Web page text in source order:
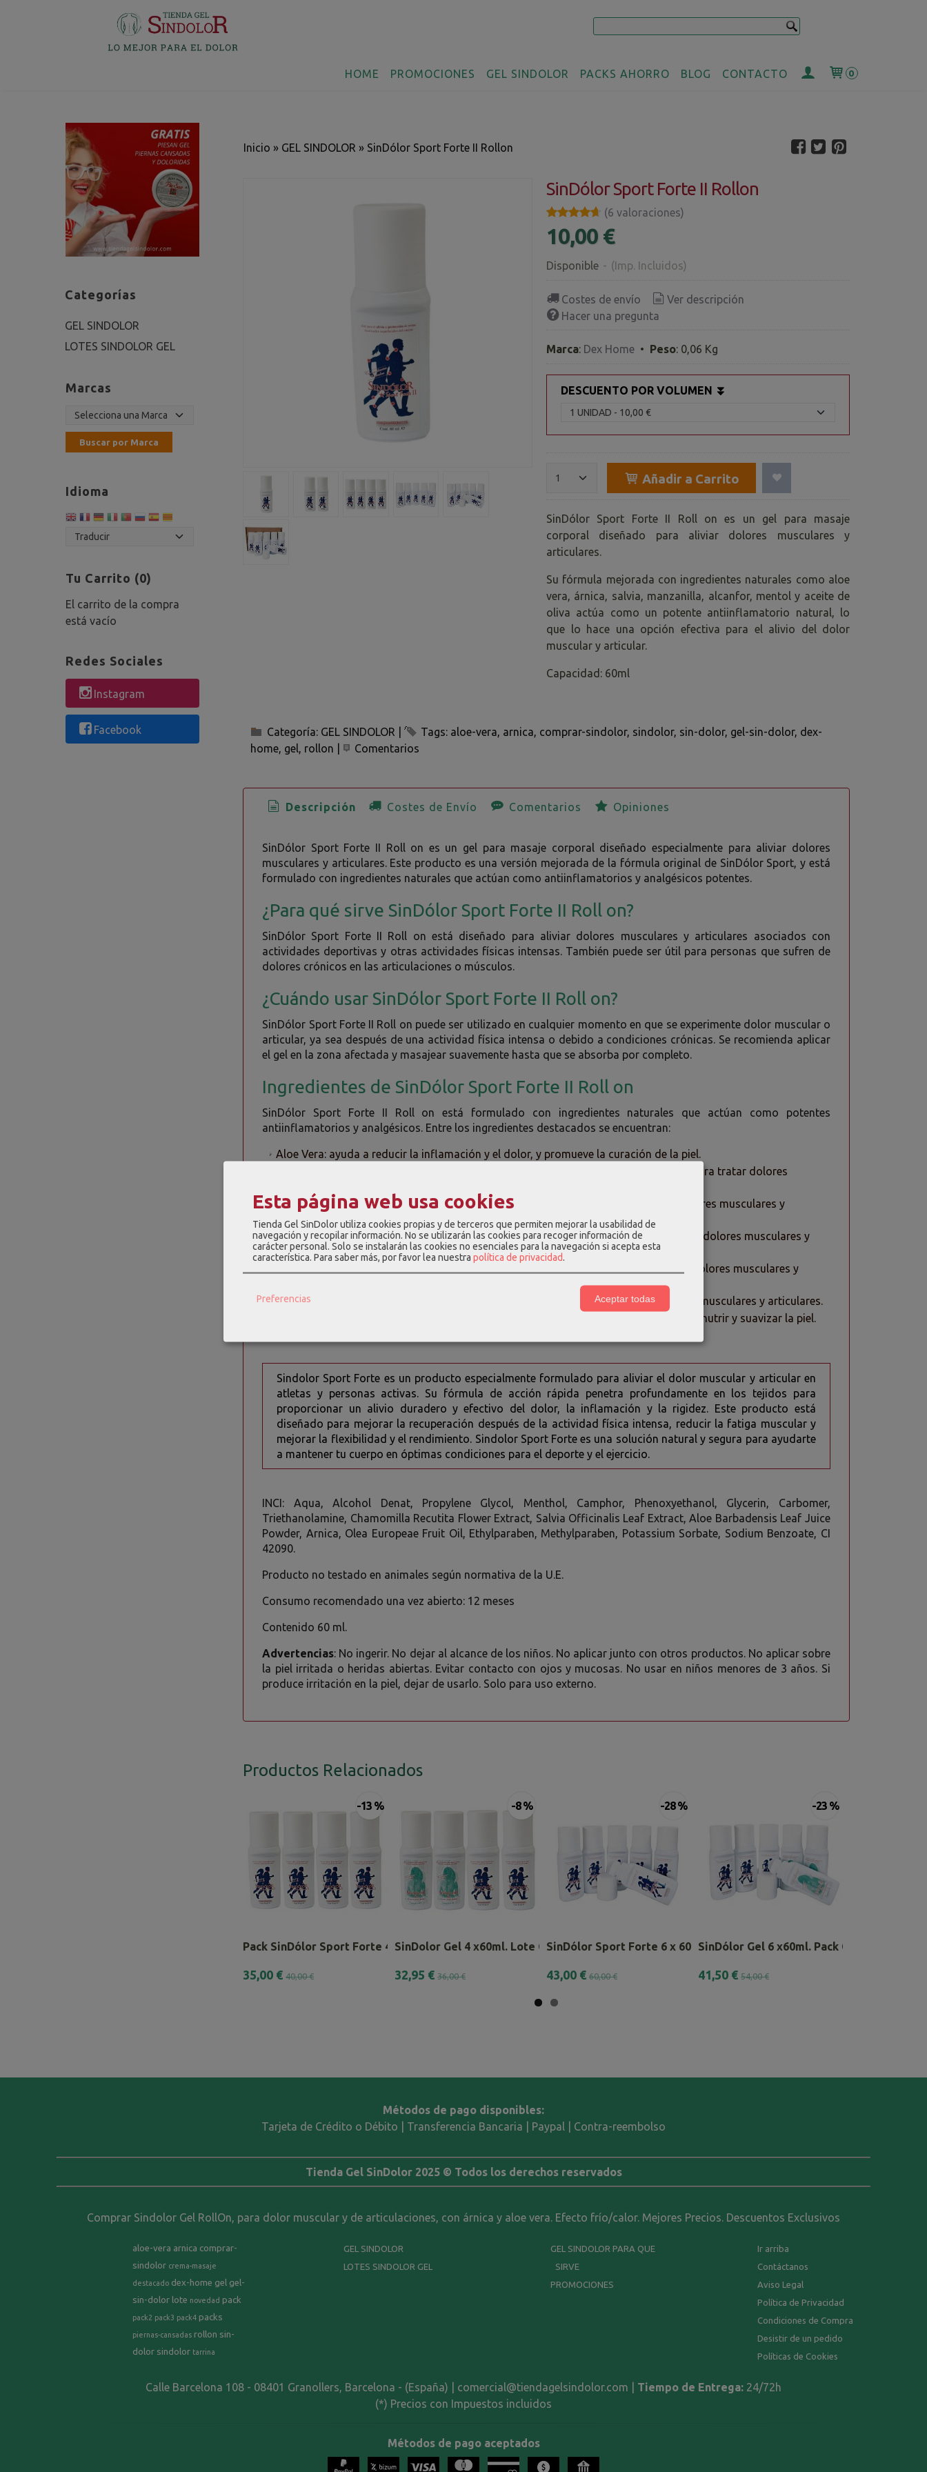
HOME PROMOCIONES GEL SINDOLOR PACKS AHORRO BLOG CONTACTO 0
Categorías
GEL SINDOLOR
LOTES SINDOLOR GEL
Marcas
Idioma
Tu Carrito (0)
El carrito de la compra
está vacío
Redes Sociales
Instagram
Facebook
Inicio » GEL SINDOLOR » SinDólor Sport Forte II Rollon
SinDólor Sport Forte II Rollon
★★★★★
★★★★★ (6 valoraciones)
10,00 €
Disponible - (Imp. Incluidos)
Costes de envío
Ver descripción
Hacer una pregunta
Marca: Dex Home • Peso: 0,06 Kg
DESCUENTO POR VOLUMEN ⏬
Añadir a Carrito
SinDólor Sport Forte II Roll on es un gel para masaje
corporal diseñado para aliviar dolores musculares y
articulares.
Su fórmula mejorada con ingredientes naturales como aloe
vera, árnica, salvia, manzanilla, alcanfor, mentol y aceite de
oliva actúa como un potente antiinflamatorio natural, lo
que lo hace una opción efectiva para el alivio del dolor
muscular y articular.
Capacidad: 60ml
Categoría: GEL SINDOLOR Tags: aloe-vera arnica comprar-sindolor sindolor sin-dolor gel-sin-dolor dex-
home gel rollon Comentarios
Descripción Costes de Envío Comentarios Opiniones
SinDólor Sport Forte II Roll on es un gel para masaje corporal diseñado especialmente para aliviar dolores
musculares y articulares. Este producto es una versión mejorada de la fórmula original de SinDólor Sport, y está
formulado con ingredientes naturales que actúan como antiinflamatorios y analgésicos potentes.
¿Para qué sirve SinDólor Sport Forte II Roll on?
SinDólor Sport Forte II Roll on está diseñado para aliviar dolores musculares y articulares asociados con
actividades deportivas y otras actividades físicas intensas. También puede ser útil para personas que sufren de
dolores crónicos en las articulaciones o músculos.
¿Cuándo usar SinDólor Sport Forte II Roll on?
SinDólor Sport Forte II Roll on puede ser utilizado en cualquier momento en que se experimente dolor muscular o
articular, ya sea después de una actividad física intensa o debido a condiciones crónicas. Se recomienda aplicar
el gel en la zona afectada y masajear suavemente hasta que se absorba por completo.
Ingredientes de SinDólor Sport Forte II Roll on
SinDólor Sport Forte II Roll on está formulado con ingredientes naturales que actúan como potentes
antiinflamatorios y analgésicos. Entre los ingredientes destacados se encuentran:
Aloe Vera: ayuda a reducir la inflamación y el dolor, y promueve la curación de la piel.
Árnica: tiene propiedades antiinflamatorias y analgésicas, y se utiliza comúnmente para tratar dolores
Salvia: tiene propiedades antiinflamatorias y analgésicas, y se utiliza para tratar dolores musculares y
articulares.
Manzanilla: tiene propiedades antiinflamatorias y analgésicas, y se utiliza para tratar dolores musculares y
articulares.
Alcanfor: tiene propiedades analgésicas y antiinflamatorias, y se utiliza para tratar dolores musculares y
Mentol: tiene propiedades analgésicas y refrescantes, y se utiliza para tratar dolores musculares y articulares.
Aceite de Oliva: tiene propiedades antiinflamatorias y antioxidantes, y se utiliza para nutrir y suavizar la piel.
Sindolor Sport Forte es un producto especialmente formulado para aliviar el dolor muscular y articular en
atletas y personas activas. Su fórmula de acción rápida penetra profundamente en los tejidos para
proporcionar un alivio duradero y efectivo del dolor, la inflamación y la rigidez. Este producto está
diseñado para mejorar la recuperación después de la actividad física intensa, reducir la fatiga muscular y
mejorar la flexibilidad y el rendimiento. Sindolor Sport Forte es una solución natural y segura para ayudarte
a mantener tu cuerpo en óptimas condiciones para el deporte y el ejercicio.
INCI: Aqua, Alcohol Denat, Propylene Glycol, Menthol, Camphor, Phenoxyethanol, Glycerin, Carbomer,
Triethanolamine, Chamomilla Recutita Flower Extract, Salvia Officinalis Leaf Extract, Aloe Barbadensis Leaf Juice
Powder, Arnica, Olea Europeae Fruit Oil, Ethylparaben, Methylparaben, Potassium Sorbate, Sodium Benzoate, CI
42090.
Producto no testado en animales según normativa de la U.E.
Consumo recomendado una vez abierto: 12 meses
Contenido 60 ml.
Advertencias: No ingerir. No dejar al alcance de los niños. No aplicar junto con otros productos. No aplicar sobre
la piel irritada o heridas abiertas. Evitar contacto con ojos y mucosas. No usar en niños menores de 3 años. Si
produce irritación en la piel, dejar de usarlo. Solo para uso externo.
Productos Relacionados
-13 %
Pack SinDólor Sport Forte 4 x 60ml.
35,00 € 40,00 €
-8 %
SinDolor Gel 4 x60ml. Lote Combinado
32,95 € 36,00 €
-28 %
SinDólor Sport Forte 6 x 60ml
43,00 € 60,00 €
-23 %
SinDólor Gel 6 x60ml. Pack Combinado
41,50 € 54,00 €
Métodos de pago disponibles:
Tarjeta de Crédito o Débito | Transferencia Bancaria | Paypal | Contra-reembolso
Tienda Gel SinDolor 2025 © Todos los derechos reservados
Comprar Sindolor Gel RollOn, para dolor muscular y de articulaciones, con árnica y aloe vera. Efecto frío/calor. Mejores Precios. Descuentos Exclusivos
aloe-vera arnica comprar-
sindolor crema-masaje
destacado dex-home gel gel-
sin-dolor lote novedad pack
pack2 pack3 pack4 packs
piernas-cansadas rollon sin-
dolor sindolor tarrina
GEL SINDOLOR
LOTES SINDOLOR GEL
GEL SINDOLOR PARA QUE
SIRVE
PROMOCIONES
Ir arriba
Contáctanos
Aviso Legal
Política de Privacidad
Condiciones de Compra
Desistir de un pedido
Políticas de Cookies
Calle Barcelona 108 - 08401 Granollers, Barcelona - (España) | comercial@tiendagelsindolor.com | Tiempo de Entrega: 24/72h
(*) Precios con Impuestos incluidos
Métodos de pago aceptados
Esta página web usa cookies
Tienda Gel SinDolor utiliza cookies propias y de terceros que permiten mejorar la usabilidad de
navegación y recopilar información. No se utilizarán las cookies para recoger información de
carácter personal. Solo se instalarán las cookies no esenciales para la navegación si acepta esta
característica. Para saber más, por favor lea nuestra política de privacidad.
Preferencias Aceptar todas